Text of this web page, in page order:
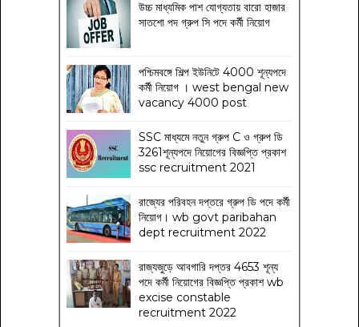
উচ্চ মাধ্যমিক পাশ যোগ্যতায় বারো হাজার
সাতশো পদ গ্রুপ সি পদে কর্মী নিয়োগ
পশ্চিমবঙ্গে শিল্প ইউনিটে 4000 শূন্যপদে
কর্মী নিয়োগ । west bengal new
vacancy 4000 post
SSC মাধ্যমে নতুন গ্রুপ C ও গ্রুপ ডি
3261শূন্যপদে নিয়োগের বিজ্ঞপ্তি প্রকাশ
ssc recruitment 2021
রাজ্যের পরিবহন দপ্তরে গ্রুপ ডি পদে কর্মী
নিয়োগ। wb govt paribahan
dept recruitment 2022
রাজ্যজুড়ে আবগারি দপ্তর 4653 শূন্য
পদে কর্মী নিয়োগের বিজ্ঞপ্তি প্রকাশ wb
excise constable
recruitment 2022